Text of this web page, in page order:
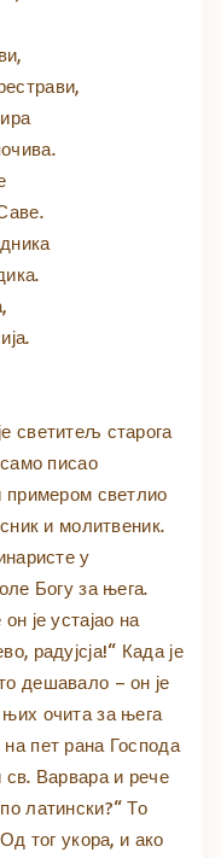
светитељ старога
писао
примером светлио
и молитвеник.
у
Богу за њега.
је устајао на
радујсја!“ Када је
дешавало – он је
очита за њега
пет рана Господа
Варвара и рече
латински?“ То
тог укора, и ако